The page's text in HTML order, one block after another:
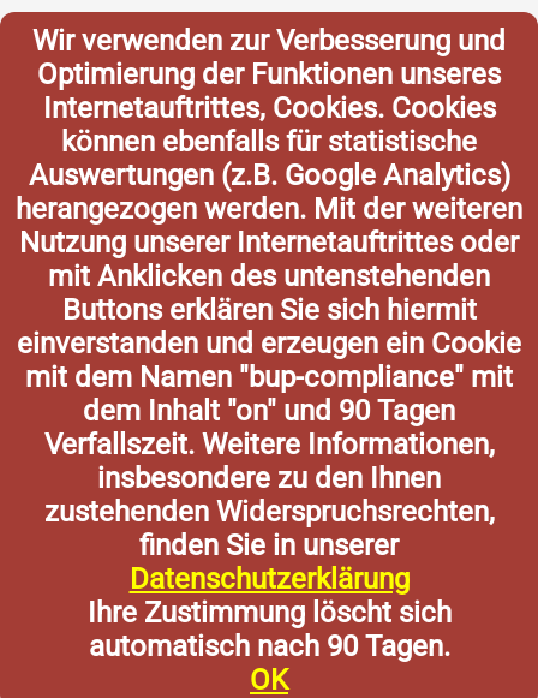
Wir verwenden zur Verbesserung und
Optimierung der Funktionen unseres
Internetauftrittes, Cookies. Cookies
können ebenfalls für statistische
Auswertungen (z.B. Google Analytics)
herangezogen werden. Mit der weiteren
Nutzung unserer Internetauftrittes oder
mit Anklicken des untenstehenden
Buttons erklären Sie sich hiermit
einverstanden und erzeugen ein Cookie
mit dem Namen "bup-compliance" mit
dem Inhalt "on" und 90 Tagen
Verfallszeit. Weitere Informationen,
insbesondere zu den Ihnen
zustehenden Widerspruchsrechten,
finden Sie in unserer
Datenschutzerklärung
Ihre Zustimmung löscht sich
automatisch nach 90 Tagen.
OK